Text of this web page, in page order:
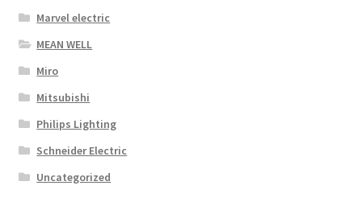
Marvel electric
MEAN WELL
Miro
Mitsubishi
Philips Lighting
Schneider Electric
Uncategorized